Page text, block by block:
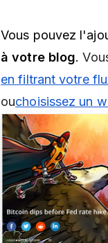
Vous pouvez
à votre blog.
en filtrant votre
ouchoisissez un